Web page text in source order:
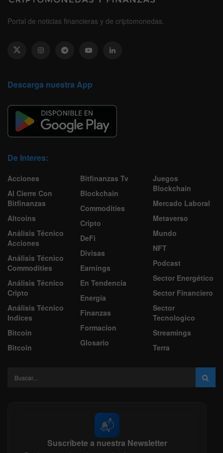
Portal de noticias financieras y de criptomonedas.
Descarga nuestra App
De Interes:
Acciones
Al Cierre Con
Bitfinanzas
Altcoins
Análisis Técnico
Acciones
Análisis Técnico
Commodities
Análisis Técnico
Cripto
Análisis Técnico
Indices
Bitcoin
Bitcoin
Bitfinanzas Tv
Blockchain
Commodities
Cripto
DeFi
Divisas
Earnings
En Tendencia
Energía
Finanzas
Formacion
Glosario
Juegos
Blockchain
Mercado Laboral
Metaverso
Mundo
NFT
Podcast
Sector Energético
Sector Financiero
Sector
Tecnologico
Streamings
Terra
📬
Suscríbete a nuestra Newsletter